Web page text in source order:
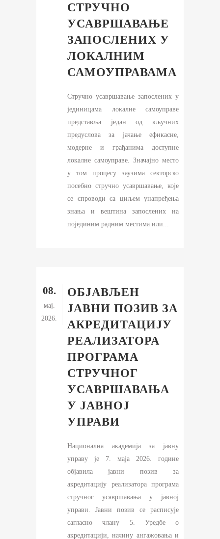
СТРУЧНО
УСАВРШАВАЊЕ
ЗАПОСЛЕНИХ У
ЛОКАЛНИМ
САМОУПРАВАМА
Стручно усавршавање запослених у
јединицама локалне самоуправе
представља један од кључних
предуслова за јачање ефикасне,
модерне и грађанима доступне
локалне самоуправе. Значајно место
у том процесу заузима секторско
посебно стручно усавршавање, које
се спроводи са циљем унапређења
знања и вештина запослених на
појединим радним местима или...
08.
мај.
2026.
ОБЈАВЉЕН
ЈАВНИ ПОЗИВ ЗА
АКРЕДИТАЦИЈУ
РЕАЛИЗАТОРА
ПРОГРАМА
СТРУЧНОГ
УСАВРШАВАЊА
У ЈАВНОЈ
УПРАВИ
Национална академија за јавну
управу је 7. маја 2026. године
објавила јавни позив за
акредитацију реализатора програма
стручног усавршавања у јавној
управи. Јавни позив се расписује
сагласно члану 5. Уредбe о
акредитацији, начину ангажовања и